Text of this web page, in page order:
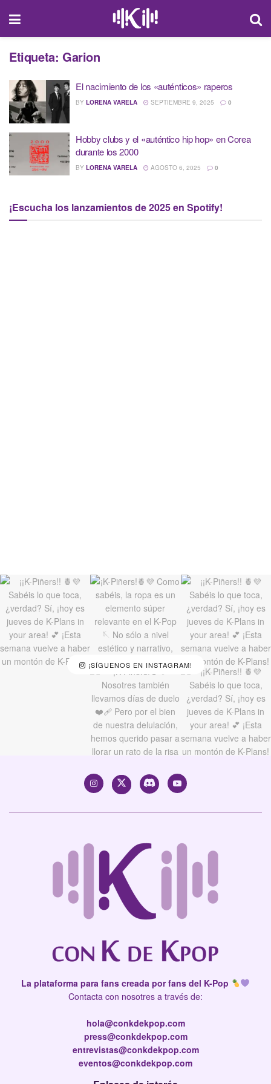
Etiqueta: Garion
El nacimiento de los «auténticos» raperos
BY LORENA VARELA SEPTIEMBRE 9, 2025 0
Hobby clubs y el «auténtico hip hop» en Corea
durante los 2000
BY LORENA VARELA AGOSTO 6, 2025 0
¡Escucha los lanzamientos de 2025 en Spotify!
¡SÍGUENOS EN INSTAGRAM!
La plataforma para fans creada por fans del K-Pop
Contacta con nosotres a través de:
hola@conkdekpop.com
press@conkdekpop.com
entrevistas@conkdekpop.com
eventos@conkdekpop.com